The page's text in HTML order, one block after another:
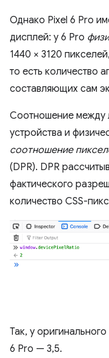
Однако Pixel 6 Pro
дисплей: у 6 Pro
1440 × 3120
то есть количество
составляющих сам
Соотношение между
устройства и
соотношение
(DPR). DPR
фактического
количество CSS-
Так, у
6 Pro — 3,5.